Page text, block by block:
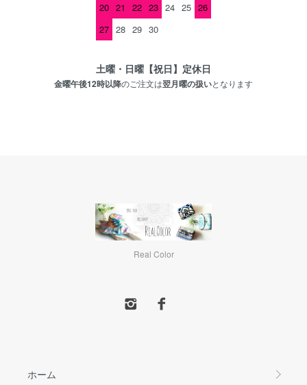
20 21 22 23 24 25 26
27 28 29 30
土曜・日曜【祝日】定休日
金曜午後12時以降のご注文は翌月曜の扱いとなります
Real Color
ホーム